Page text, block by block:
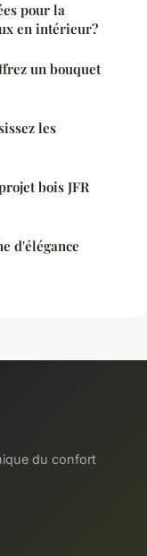
pour la
en intérieur?
un bouquet
les
bois JFR
d'élégance
du confort